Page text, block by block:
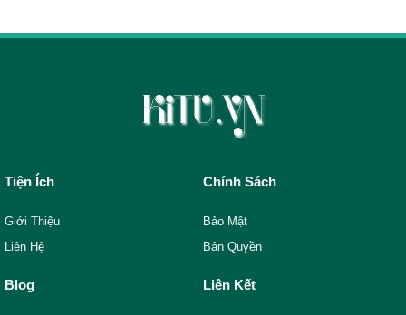
Tiện Ích
Giới Thiệu
Liên Hệ
Chính Sách
Bảo Mật
Bản Quyền
Blog Liên Kết